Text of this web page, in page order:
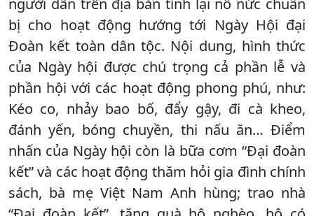
người dân trên địa bàn tỉnh lại nô nức chuẩn
bị cho hoạt động hướng tới Ngày Hội đại
Đoàn kết toàn dân tộc. Nội dung, hình thức
của Ngày hội được chú trọng cả phần lễ và
phần hội với các hoạt động phong phú, như:
Kéo co, nhảy bao bố, đẩy gậy, đi cà kheo,
đánh yến, bóng chuyền, thi nấu ăn… Điểm
nhấn của Ngày hội còn là bữa cơm “Đại đoàn
kết” và các hoạt động thăm hỏi gia đình chính
sách, bà mẹ Việt Nam Anh hùng; trao nhà